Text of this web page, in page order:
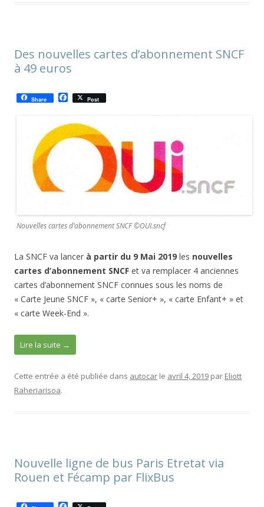
Des nouvelles cartes d’abonnement SNCF
à 49 euros
Share
a
e
b
Post
Nouvelles cartes d’abonnement SNCF ©OUI.sncf
La SNCF va lancer à partir du 9 Mai 2019 les nouvelles
cartes d’abonnement SNCF et va remplacer 4 anciennes
cartes d’abonnement SNCF connues sous les noms de
« Carte Jeune SNCF », « carte Senior+ », « carte Enfant+ » et
« carte Week-End ».
Lire la suite →
Cette entrée a été publiée dans autocar le avril 4, 2019 par Eliott
Raheriarisoa.
Nouvelle ligne de bus Paris Etretat via
Rouen et Fécamp par FlixBus